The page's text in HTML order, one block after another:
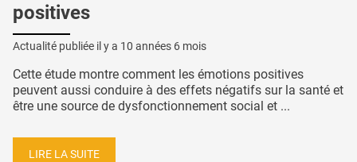
positives
Actualité publiée il y a 10 années 6 mois
Cette étude montre comment les émotions positives
peuvent aussi conduire à des effets négatifs sur la santé et
être une source de dysfonctionnement social et ...
LIRE LA SUITE